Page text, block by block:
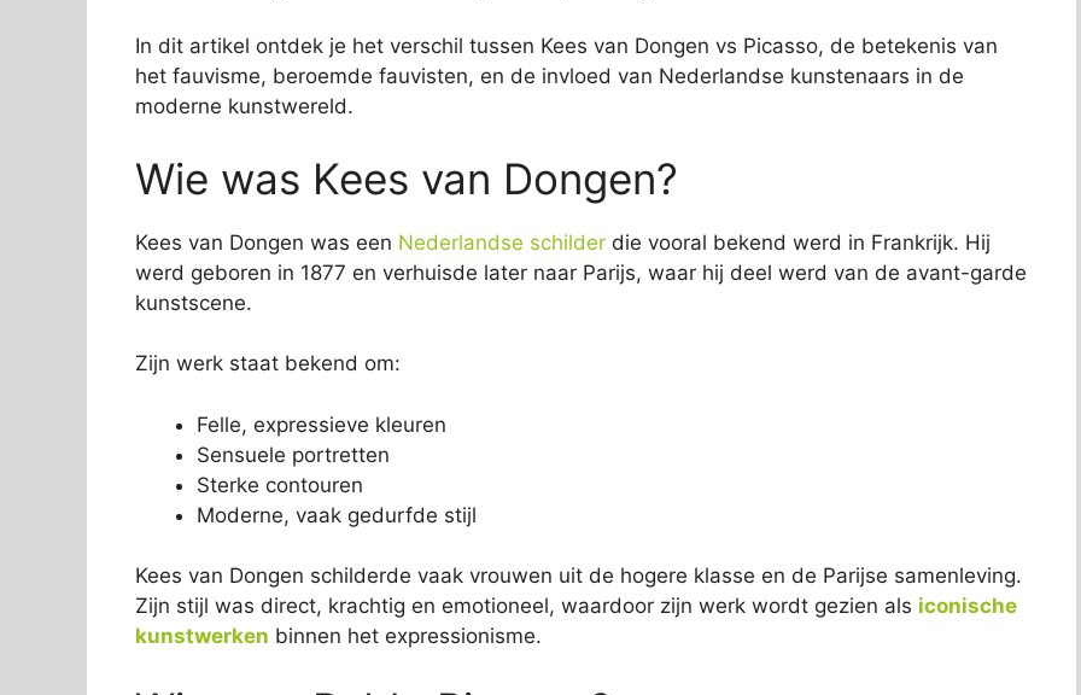
In dit artikel ontdek je het verschil tussen Kees van Dongen vs Picasso, de betekenis van
het fauvisme, beroemde fauvisten, en de invloed van Nederlandse kunstenaars in de
moderne kunstwereld.
Wie was Kees van Dongen?
Kees van Dongen was een Nederlandse schilder die vooral bekend werd in Frankrijk. Hij
werd geboren in 1877 en verhuisde later naar Parijs, waar hij deel werd van de avant-garde
kunstscene.
Zijn werk staat bekend om:
Felle, expressieve kleuren
Sensuele portretten
Sterke contouren
Moderne, vaak gedurfde stijl
Kees van Dongen schilderde vaak vrouwen uit de hogere klasse en de Parijse samenleving.
Zijn stijl was direct, krachtig en emotioneel, waardoor zijn werk wordt gezien als iconische
kunstwerken binnen het expressionisme.